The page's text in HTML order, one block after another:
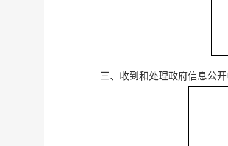
三、收到和处理政府信息公